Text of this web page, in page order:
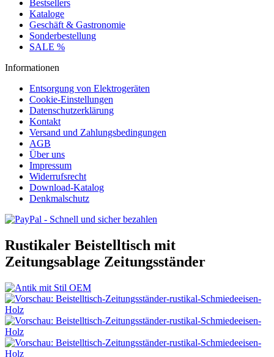
Bestsellers
Kataloge
Geschäft & Gastronomie
Sonderbestellung
SALE %
Informationen
Entsorgung von Elektrogeräten
Cookie-Einstellungen
Datenschutzerklärung
Kontakt
Versand und Zahlungsbedingungen
AGB
Über uns
Impressum
Widerrufsrecht
Download-Katalog
Denkmalschutz
Rustikaler Beistelltisch mit
Zeitungsablage Zeitungsständer